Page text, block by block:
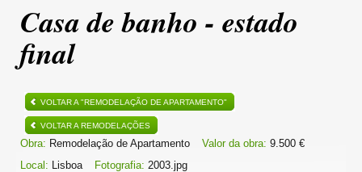
Casa de banho - estado
final
VOLTAR A "REMODELAÇÃO DE APARTAMENTO"
VOLTAR A REMODELAÇÕES
Obra: Remodelação de Apartamento Valor da obra: 9.500 €
Local: Lisboa Fotografia: 2003.jpg